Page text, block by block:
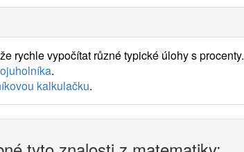
rychle vypočítat různé typické úlohy s procenty.
.
kalkulačku.